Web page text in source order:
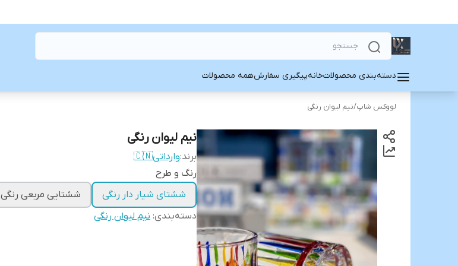
دسته‌بندی محصولاتخانهپیگیری سفارشهمه محصولات
لووکس شاپ/نیم لیوان رنگی
نیم لیوان رنگی
برند:وارداتی🇨🇳
رنگ و طرح
ششتای شیار دار رنگی
ششتایی مربعی رنگی
دسته‌بندی: نیم لیوان رنگی